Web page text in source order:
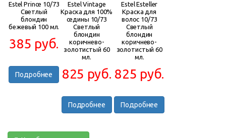
Estel Prince 10/73
Светлый
блондин
бежевый 100 мл.
385 руб.
Подробнее
Estel Vintage
Краска для 100%
седины 10/73
Светлый
блондин
коричнево-
золотистый 60
мл.
825 руб.
Подробнее
Estel Esteller
Краска для
волос 10/73
Светлый
блондин
коричнево-
золотистый 60
мл.
825 руб.
Подробнее